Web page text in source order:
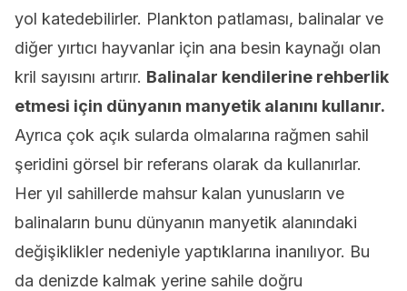
yol katedebilirler. Plankton patlaması, balinalar ve
diğer yırtıcı hayvanlar için ana besin kaynağı olan
kril sayısını artırır. Balinalar kendilerine rehberlik
etmesi için dünyanın manyetik alanını kullanır.
Ayrıca çok açık sularda olmalarına rağmen sahil
şeridini görsel bir referans olarak da kullanırlar.
Her yıl sahillerde mahsur kalan yunusların ve
balinaların bunu dünyanın manyetik alanındaki
değişiklikler nedeniyle yaptıklarına inanılıyor. Bu
da denizde kalmak yerine sahile doğru